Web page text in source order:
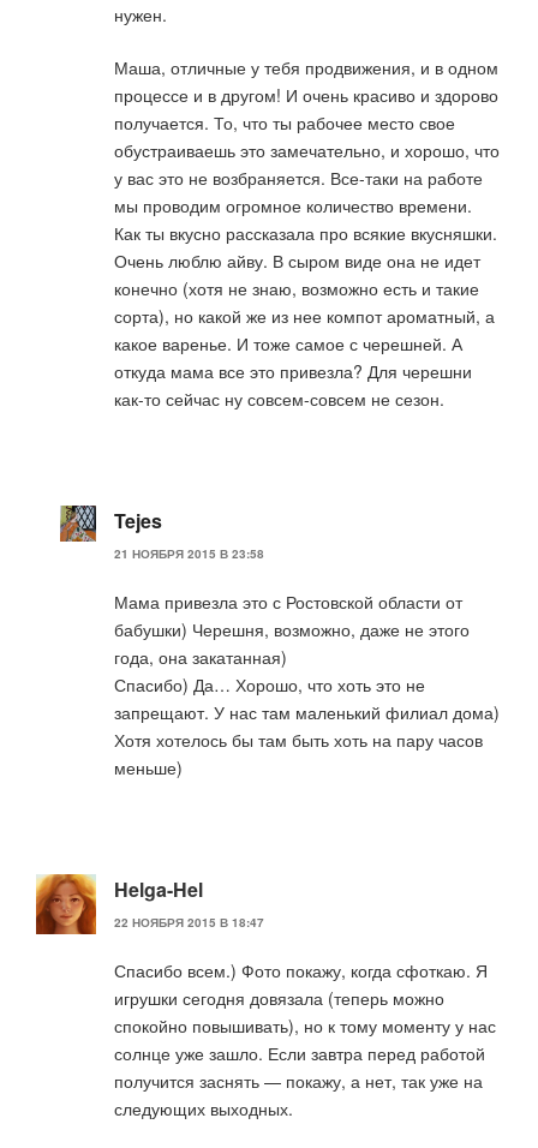
нужен.
Маша, отличные у тебя продвижения, и в одном
процессе и в другом! И очень красиво и здорово
получается. То, что ты рабочее место свое
обустраиваешь это замечательно, и хорошо, что
у вас это не возбраняется. Все-таки на работе
мы проводим огромное количество времени.
Как ты вкусно рассказала про всякие вкусняшки.
Очень люблю айву. В сыром виде она не идет
конечно (хотя не знаю, возможно есть и такие
сорта), но какой же из нее компот ароматный, а
какое варенье. И тоже самое с черешней. А
откуда мама все это привезла? Для черешни
как-то сейчас ну совсем-совсем не сезон.
Tejes
21 НОЯБРЯ 2015 В 23:58
Мама привезла это с Ростовской области от
бабушки) Черешня, возможно, даже не этого
года, она закатанная)
Спасибо) Да… Хорошо, что хоть это не
запрещают. У нас там маленький филиал дома)
Хотя хотелось бы там быть хоть на пару часов
меньше)
Helga-Hel
22 НОЯБРЯ 2015 В 18:47
Спасибо всем.) Фото покажу, когда сфоткаю. Я
игрушки сегодня довязала (теперь можно
спокойно повышивать), но к тому моменту у нас
солнце уже зашло. Если завтра перед работой
получится заснять — покажу, а нет, так уже на
следующих выходных.